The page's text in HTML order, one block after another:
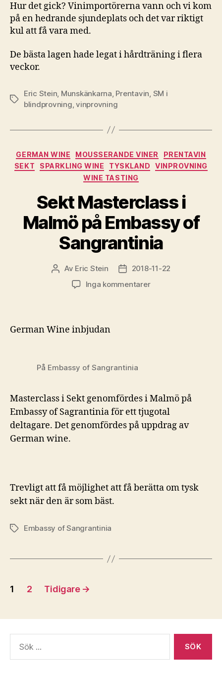
Hur det gick? Vinimportörerna vann och vi kom
på en hedrande sjundeplats och det var riktigt
kul att få vara med.
De bästa lagen hade legat i hårdträning i flera
veckor.
Etiketter
Eric Stein Munskänkarna Prentavin SM i
blindprovning ,vinprovning
Kategorier
GERMAN WINE MOUSSERANDE VINER
PRENTAVIN
SEKT
SPARKLING WINE TYSKLAND
VINPROVNING
WINE TASTING
Sekt Masterclass i
Malmö på Embassy of
Sangrantinia
Inläggsförfattare
Av Eric Stein Inläggsdatum
2018-11-22
Inga kommentarertill
German Wine inbjudan
På Embassy of Sangrantinia
Masterclass i Sekt genomfördes i Malmö på
Embassy of Sagrantinia för ett tjugotal
deltagare. Det genomfördes på uppdrag av
German wine.
Trevligt att få möjlighet att få berätta om tysk
sekt när den är som bäst.
EtiketterEmbassy of Sangrantinia
Sidnumrering
inlägg
1 2 Tidigare →
efter: